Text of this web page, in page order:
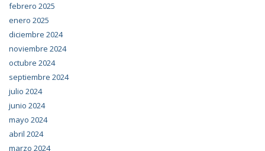
febrero 2025
enero 2025
diciembre 2024
noviembre 2024
octubre 2024
septiembre 2024
julio 2024
junio 2024
mayo 2024
abril 2024
marzo 2024